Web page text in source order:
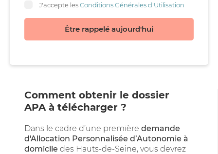
J'accepte lesConditions Générales d'Utilisation
Être rappelé aujourd'hui
Comment obtenir le dossier
APA à télécharger ?
Dans le cadre d’une première demande
d'Allocation Personnalisée d’Autonomie à
domicile des Hauts-de-Seine, vous devrez